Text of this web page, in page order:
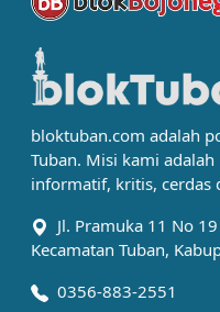
bloktuban.com adalah
Tuban. Misi kami
informatif, kritis, cerdas
Jl. Pramuka 11 No
Kecamatan Tuban,
0356-883-2551